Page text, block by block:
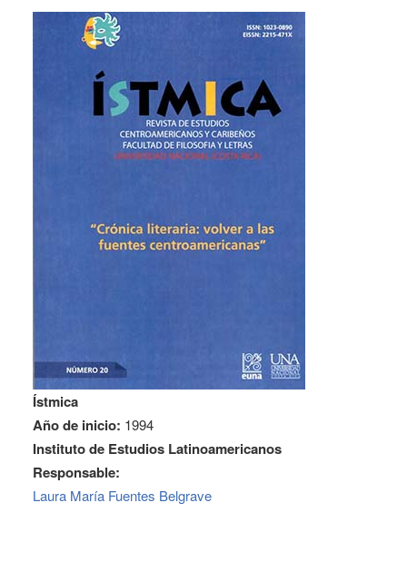
Ístmica
Año de inicio: 1994
Instituto de Estudios Latinoamericanos
Responsable:
Laura María Fuentes Belgrave